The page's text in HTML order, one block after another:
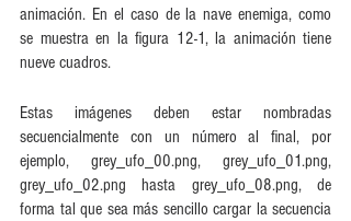
animación. En el caso de la nave enemiga, como
se muestra en la figura 12-1, la animación tiene
nueve cuadros.
Estas imágenes deben estar nombradas
secuencialmente con un número al final, por
ejemplo, grey_ufo_00.png, grey_ufo_01.png,
grey_ufo_02.png hasta grey_ufo_08.png, de
forma tal que sea más sencillo cargar la secuencia